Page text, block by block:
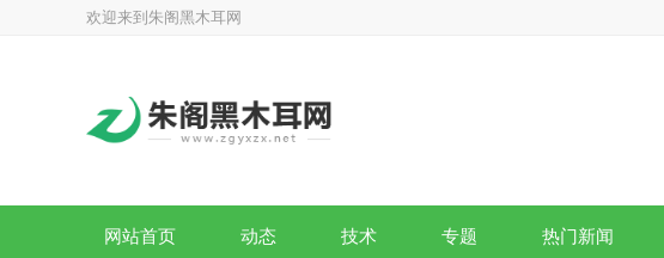
欢迎来到朱阁黑木耳网
网站首页 动态 技术 专题 热门新闻